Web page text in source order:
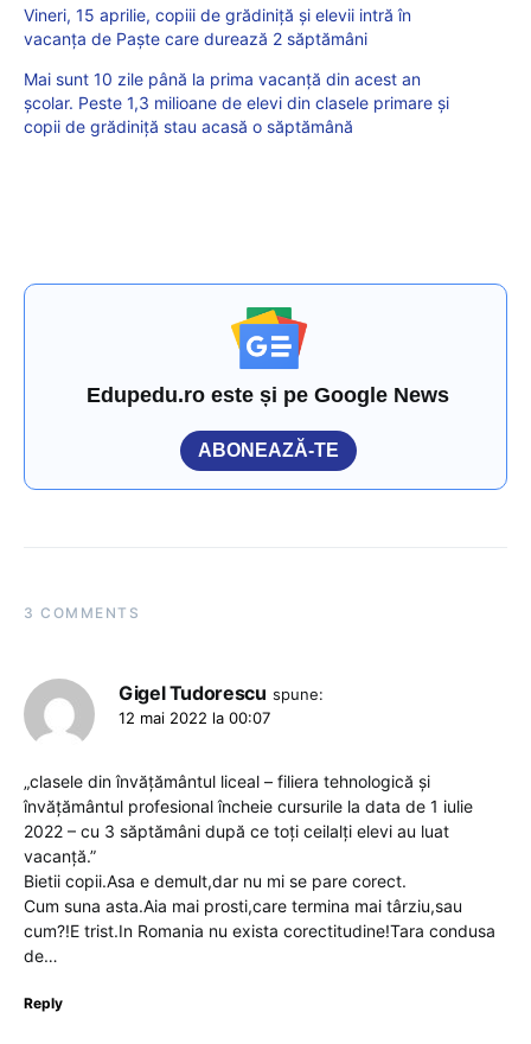
Vineri, 15 aprilie, copiii de grădiniță și elevii intră în
vacanța de Paște care durează 2 săptămâni
Mai sunt 10 zile până la prima vacanță din acest an
școlar. Peste 1,3 milioane de elevi din clasele primare și
copii de grădiniță stau acasă o săptămână
Edupedu.ro este și pe Google News
ABONEAZĂ-TE
3 COMMENTS
Gigel Tudorescu spune:
12 mai 2022 la 00:07
„clasele din învățământul liceal – filiera tehnologică și
învățământul profesional încheie cursurile la data de 1 iulie
2022 – cu 3 săptămâni după ce toți ceilalți elevi au luat
vacanță.”
Bietii copii.Asa e demult,dar nu mi se pare corect.
Cum suna asta.Aia mai prosti,care termina mai târziu,sau
cum?!E trist.In Romania nu exista corectitudine!Tara condusa
de…
Reply